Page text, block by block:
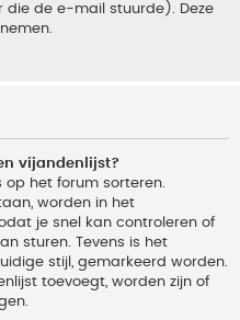
de e-mail stuurde). Deze
vijandenlijst?
het forum sorteren.
worden in het
je snel kan controleren of
sturen. Tevens is het
stijl, gemarkeerd worden.
toevoegt, worden zijn of